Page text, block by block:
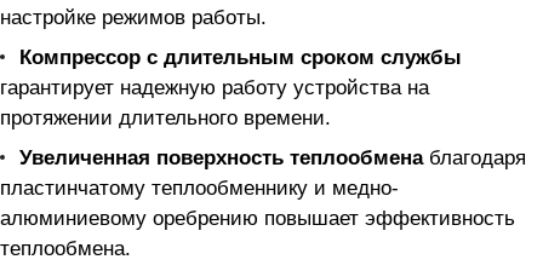
настройке режимов работы.
Компрессор с длительным сроком службы
гарантирует надежную работу устройства на
протяжении длительного времени.
Увеличенная поверхность теплообменаблагодаря
пластинчатому теплообменнику и медно-
алюминиевому оребрению повышает эффективность
теплообмена.